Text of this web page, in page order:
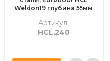
Weldon19 глубина 55мм
Артикул:
HCL.240